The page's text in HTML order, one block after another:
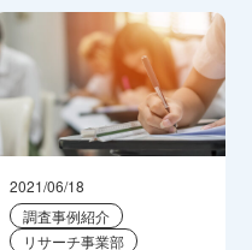
2021/06/18
調査事例紹介
リサーチ事業部